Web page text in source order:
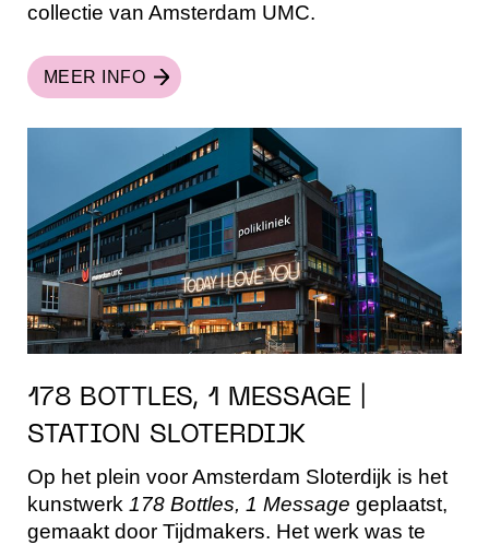
collectie van Amsterdam UMC.
MEER INFO
178 BOTTLES, 1 MESSAGE |
STATION SLOTERDIJK
Op het plein voor Amsterdam Sloterdijk is het
kunstwerk 178 Bottles, 1 Message geplaatst,
gemaakt door Tijdmakers. Het werk was te